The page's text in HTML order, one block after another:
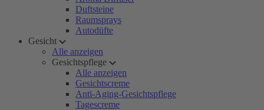
Duftsteine
Raumsprays
Autodüfte
Gesicht
Alle anzeigen
Gesichtspflege
Alle anzeigen
Gesichtscreme
Anti-Aging-Gesichtspflege
Tagescreme